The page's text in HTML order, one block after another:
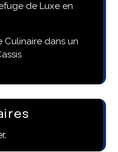
de Luxe en
Culinaire dans un